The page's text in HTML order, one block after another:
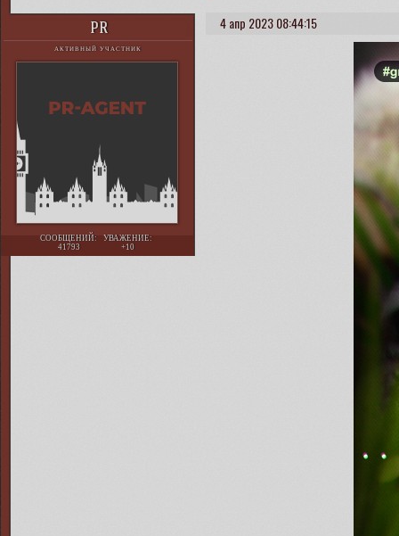
4 апр 2023 08:44:15
PR
АКТИВНЫЙ УЧАСТНИК
СООБЩЕНИЙ:
41793
УВАЖЕНИЕ:
+10